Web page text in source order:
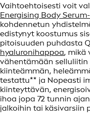
Vaihtoehtoisesti voit
Energising Body
kohdennetun
edistynyt koostumus
pitoisuuden puhdasta
hyaluronihappoa, mikä
vähentämään
kiinteämmän,
testattu** ja Nopeasti
kiinteyttävän,
ihoa jopa 72 tunnin
jalkoihin tai käsivarsiin